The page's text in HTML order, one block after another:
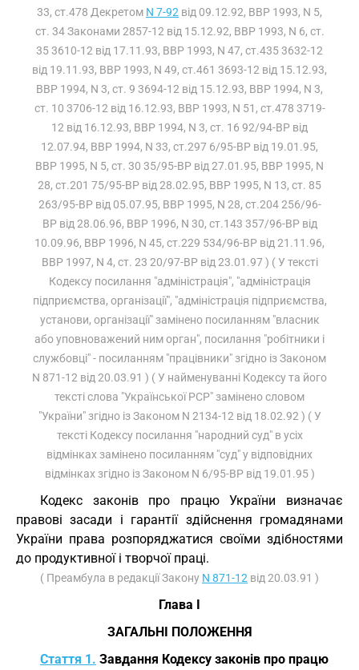
33, ст.478 Декретом N 7-92 від 09.12.92, ВВР 1993, N 5,
ст. 34 Законами 2857-12 від 15.12.92, ВВР 1993, N 6, ст.
35 3610-12 від 17.11.93, ВВР 1993, N 47, ст.435 3632-12
від 19.11.93, ВВР 1993, N 49, ст.461 3693-12 від 15.12.93,
ВВР 1994, N 3, ст. 9 3694-12 від 15.12.93, ВВР 1994, N 3,
ст. 10 3706-12 від 16.12.93, ВВР 1993, N 51, ст.478 3719-
12 від 16.12.93, ВВР 1994, N 3, ст. 16 92/94-ВР від
12.07.94, ВВР 1994, N 33, ст.297 6/95-ВР від 19.01.95,
ВВР 1995, N 5, ст. 30 35/95-ВР від 27.01.95, ВВР 1995, N
28, ст.201 75/95-ВР від 28.02.95, ВВР 1995, N 13, ст. 85
263/95-ВР від 05.07.95, ВВР 1995, N 28, ст.204 256/96-
ВР від 28.06.96, ВВР 1996, N 30, ст.143 357/96-ВР від
10.09.96, ВВР 1996, N 45, ст.229 534/96-ВР від 21.11.96,
ВВР 1997, N 4, ст. 23 20/97-ВР від 23.01.97 ) ( У тексті
Кодексу посилання "адміністрація", "адміністрація
підприємства, організації", "адміністрація підприємства,
установи, організації" замінено посиланням "власник
або уповноважений ним орган", посилання "робітники і
службовці" - посиланням "працівники" згідно із Законом
N 871-12 від 20.03.91 ) ( У найменуванні Кодексу та його
тексті слова "Української РСР" замінено словом
"України" згідно із Законом N 2134-12 від 18.02.92 ) ( У
тексті Кодексу посилання "народний суд" в усіх
відмінках замінено посиланням "суд" у відповідних
відмінках згідно із Законом N 6/95-ВР від 19.01.95 )
Кодекс законів про працю України визначає
правові засади і гарантії здійснення громадянами
України права розпоряджатися своїми здібностями
до продуктивної і творчої праці.
( Преамбула в редакції Закону N 871-12 від 20.03.91 )
Глава I
ЗАГАЛЬНІ ПОЛОЖЕННЯ
Стаття 1. Завдання Кодексу законів про працю